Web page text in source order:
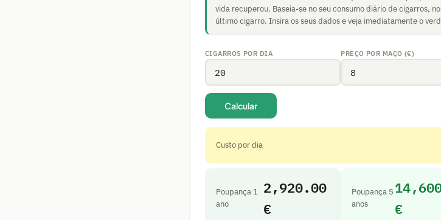
vida recuperou. Baseia-se no seu consumo diário de cigarros,
último cigarro. Insira os seus dados e veja imediatamente o
CIGARROS POR DIA PREÇO POR MAÇO (€)
Calcular
Custo por dia
Poupança 1
ano
2,920.00
€
Poupança 5
anos
€